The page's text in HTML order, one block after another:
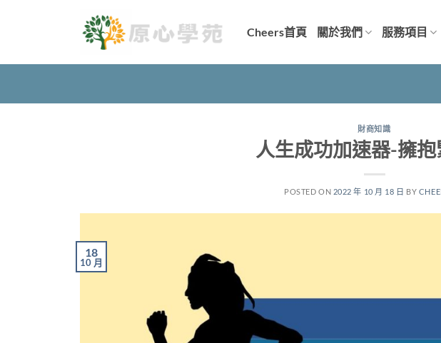
Cheers首頁 關於我們 服務項目
財商知識
人生成功加速器-擁
POSTED ON 2022 年 10 月 18 日 BY
18
10 月